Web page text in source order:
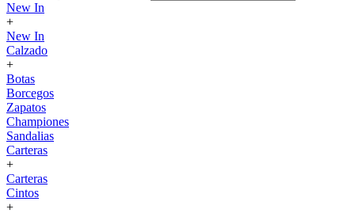
New In
+
New In
Calzado
+
Botas
Borcegos
Zapatos
Championes
Sandalias
Carteras
+
Carteras
Cintos
+